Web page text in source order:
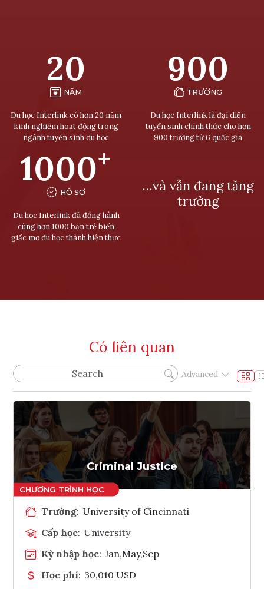
20
NĂM
Du học Interlink có hơn 20 năm
kinh nghiệm hoạt động trong
ngành tuyển sinh du học
900
TRƯỜNG
Du học Interlink là đại diện
tuyển sinh chính thức cho hơn
900 trường từ 6 quốc gia
1000+
HỒ SƠ
Du học Interlink đã đồng hành
cùng hơn 1000 bạn trẻ biến
giấc mơ du học thành hiện thực
…và vẫn đang tăng
trưởng
Có liên quan
Advanced
Criminal Justice
Trường: University of Cincinnati
Cấp học: University
Kỳ nhập học: Jan,May,Sep
Học phí: 30,010 USD